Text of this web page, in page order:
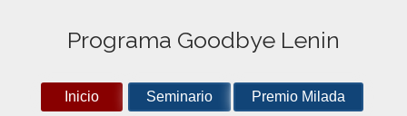
Programa Goodbye Lenin
Inicio Seminario Premio Milada